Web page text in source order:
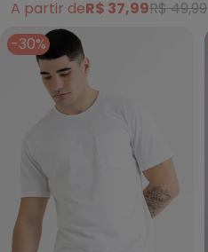
A partir deR$ 37,99R$ 49,99
-30%